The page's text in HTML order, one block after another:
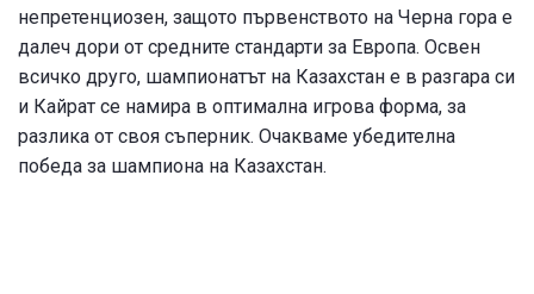
непретенциозен, защото първенството на Черна гора е
далеч дори от средните стандарти за Европа. Освен
всичко друго, шампионатът на Казахстан е в разгара си
и Кайрат се намира в оптимална игрова форма, за
разлика от своя съперник. Очакваме убедителна
победа за шампиона на Казахстан.